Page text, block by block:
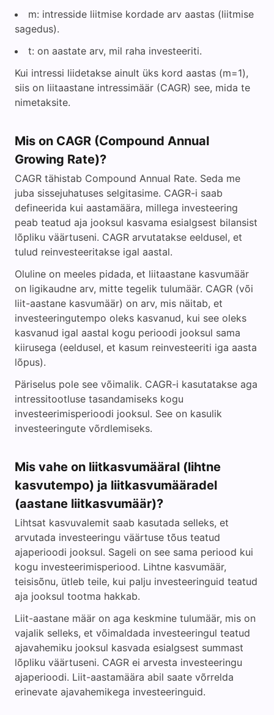
m: intresside liitmise kordade arv aastas (liitmise
sagedus).
t: on aastate arv, mil raha investeeriti.
Kui intressi liidetakse ainult üks kord aastas (m=1),
siis on liitaastane intressimäär (CAGR) see, mida te
nimetaksite.
Mis on CAGR (Compound Annual
Growing Rate)?
CAGR tähistab Compound Annual Rate. Seda me
juba sissejuhatuses selgitasime. CAGR-i saab
defineerida kui aastamäära, millega investeering
peab teatud aja jooksul kasvama esialgsest bilansist
lõpliku väärtuseni. CAGR arvutatakse eeldusel, et
tulud reinvesteeritakse igal aastal.
Oluline on meeles pidada, et liitaastane kasvumäär
on ligikaudne arv, mitte tegelik tulumäär. CAGR (või
liit-aastane kasvumäär) on arv, mis näitab, et
investeeringutempo oleks kasvanud, kui see oleks
kasvanud igal aastal kogu perioodi jooksul sama
kiirusega (eeldusel, et kasum reinvesteeriti iga aasta
lõpus).
Päriselus pole see võimalik. CAGR-i kasutatakse aga
intressitootluse tasandamiseks kogu
investeerimisperioodi jooksul. See on kasulik
investeeringute võrdlemiseks.
Mis vahe on liitkasvumääral (lihtne
kasvutempo) ja liitkasvumääradel
(aastane liitkasvumäär)?
Lihtsat kasvuvalemit saab kasutada selleks, et
arvutada investeeringu väärtuse tõus teatud
ajaperioodi jooksul. Sageli on see sama periood kui
kogu investeerimisperiood. Lihtne kasvumäär,
teisisõnu, ütleb teile, kui palju investeeringuid teatud
aja jooksul tootma hakkab.
Liit-aastane määr on aga keskmine tulumäär, mis on
vajalik selleks, et võimaldada investeeringul teatud
ajavahemiku jooksul kasvada esialgsest summast
lõpliku väärtuseni. CAGR ei arvesta investeeringu
ajaperioodi. Liit-aastamäära abil saate võrrelda
erinevate ajavahemikega investeeringuid.